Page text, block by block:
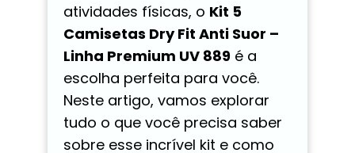
atividades físicas, o Kit 5
Camisetas Dry Fit Anti Suor –
Linha Premium UV 889 é a
escolha perfeita para você.
Neste artigo, vamos explorar
tudo o que você precisa saber
sobre esse incrível kit e como